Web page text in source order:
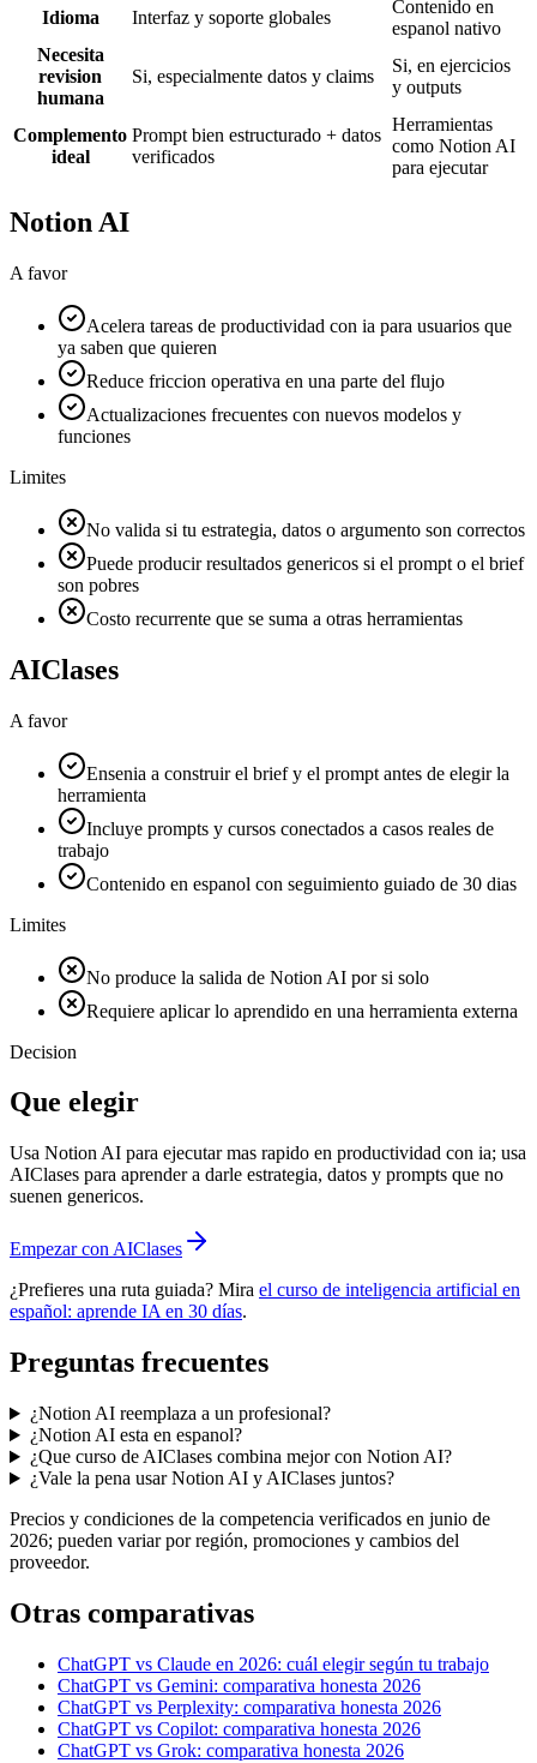
Idioma
Interfaz y soporte globales
Contenido en
espanol nativo
Necesita
revision
humana
Si, especialmente datos y claims
Si, en ejercicios
y outputs
Complemento
ideal
Prompt bien estructurado + datos
verificados
Herramientas
como Notion AI
para ejecutar
Notion AI
A favor
Acelera tareas de productividad con ia para usuarios que
ya saben que quieren
Reduce friccion operativa en una parte del flujo
Actualizaciones frecuentes con nuevos modelos y
funciones
Limites
No valida si tu estrategia, datos o argumento son correctos
Puede producir resultados genericos si el prompt o el brief
son pobres
Costo recurrente que se suma a otras herramientas
AIClases
A favor
Ensenia a construir el brief y el prompt antes de elegir la
herramienta
Incluye prompts y cursos conectados a casos reales de
trabajo
Contenido en espanol con seguimiento guiado de 30 dias
Limites
No produce la salida de Notion AI por si solo
Requiere aplicar lo aprendido en una herramienta externa
Decision
Que elegir
Usa Notion AI para ejecutar mas rapido en productividad con ia; usa
AIClases para aprender a darle estrategia, datos y prompts que no
suenen genericos.
Empezar con AIClases
¿Prefieres una ruta guiada? Mira el curso de inteligencia artificial en
español: aprende IA en 30 días.
Preguntas frecuentes
¿Notion AI reemplaza a un profesional?
¿Notion AI esta en espanol?
¿Que curso de AIClases combina mejor con Notion AI?
¿Vale la pena usar Notion AI y AIClases juntos?
Precios y condiciones de la competencia verificados en junio de
2026; pueden variar por región, promociones y cambios del
proveedor.
Otras comparativas
ChatGPT vs Claude en 2026: cuál elegir según tu trabajo
ChatGPT vs Gemini: comparativa honesta 2026
ChatGPT vs Perplexity: comparativa honesta 2026
ChatGPT vs Copilot: comparativa honesta 2026
ChatGPT vs Grok: comparativa honesta 2026